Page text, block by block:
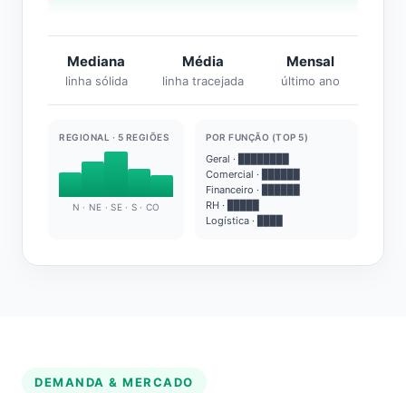
Mediana
linha sólida
Média
linha tracejada
Mensal
último ano
REGIONAL · 5 REGIÕES
N · NE · SE · S · CO
POR FUNÇÃO (TOP 5)
Geral · ████████
Comercial · ██████
Financeiro · ██████
RH · █████
Logística · ████
DEMANDA & MERCADO